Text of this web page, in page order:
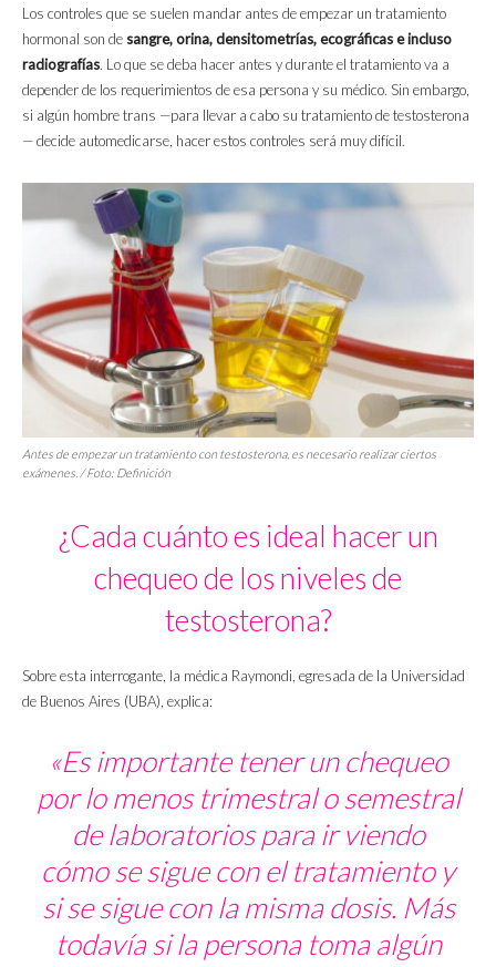
Los controles que se suelen mandar antes de empezar un tratamiento
hormonal son de sangre, orina, densitometrías, ecográficas e incluso
radiografías. Lo que se deba hacer antes y durante el tratamiento va a
depender de los requerimientos de esa persona y su médico. Sin embargo,
si algún hombre trans —para llevar a cabo su tratamiento de testosterona
— decide automedicarse, hacer estos controles será muy difícil.
Antes de empezar un tratamiento con testosterona, es necesario realizar ciertos
exámenes. / Foto: Definición
¿Cada cuánto es ideal hacer un
chequeo de los niveles de
testosterona?
Sobre esta interrogante, la médica Raymondi, egresada de la Universidad
de Buenos Aires (UBA), explica:
«Es importante tener un chequeo
por lo menos trimestral o semestral
de laboratorios para ir viendo
cómo se sigue con el tratamiento y
si se sigue con la misma dosis. Más
todavía si la persona toma algún